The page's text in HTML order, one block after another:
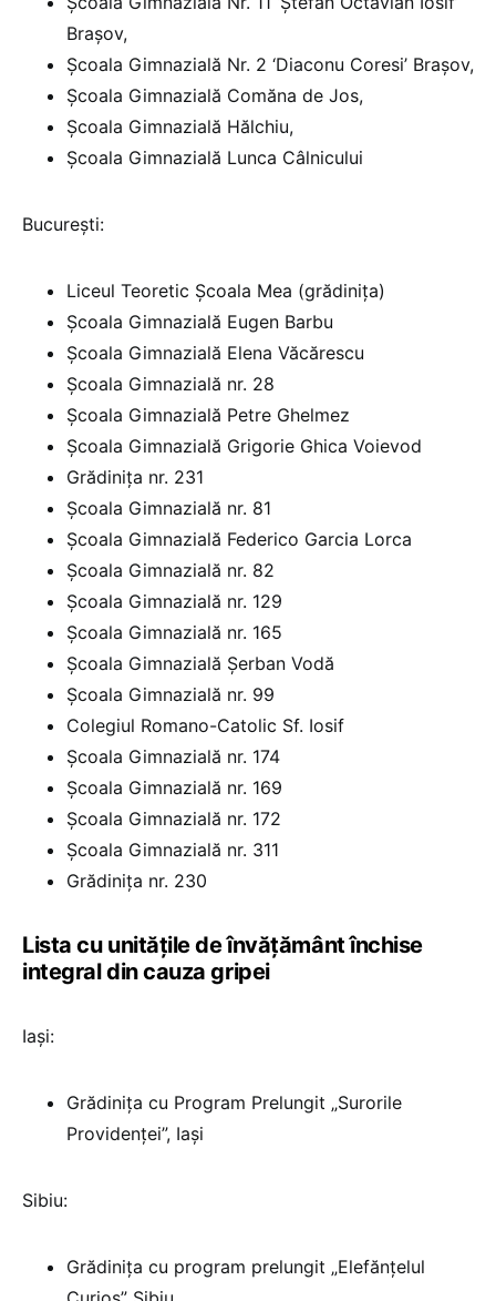
Brașov,
Școala Gimnazială Nr. 2 ‘Diaconu Coresi’ Brașov,
Școala Gimnazială Comăna de Jos,
Școala Gimnazială Hălchiu,
Școala Gimnazială Lunca Câlnicului
București:
Liceul Teoretic Școala Mea (grădinița)
Școala Gimnazială Eugen Barbu
Școala Gimnazială Elena Văcărescu
Școala Gimnazială nr. 28
Școala Gimnazială Petre Ghelmez
Școala Gimnazială Grigorie Ghica Voievod
Grădinița nr. 231
Școala Gimnazială nr. 81
Școala Gimnazială Federico Garcia Lorca
Școala Gimnazială nr. 82
Școala Gimnazială nr. 129
Școala Gimnazială nr. 165
Școala Gimnazială Șerban Vodă
Școala Gimnazială nr. 99
Colegiul Romano-Catolic Sf. Iosif
Școala Gimnazială nr. 174
Școala Gimnazială nr. 169
Școala Gimnazială nr. 172
Școala Gimnazială nr. 311
Grădinița nr. 230
Lista cu unitățile de învățământ închise
integral din cauza gripei
Iași:
Grădiniţa cu Program Prelungit „Surorile
Providenței”, Iași
Sibiu:
Grădinița cu program prelungit „Elefănțelul